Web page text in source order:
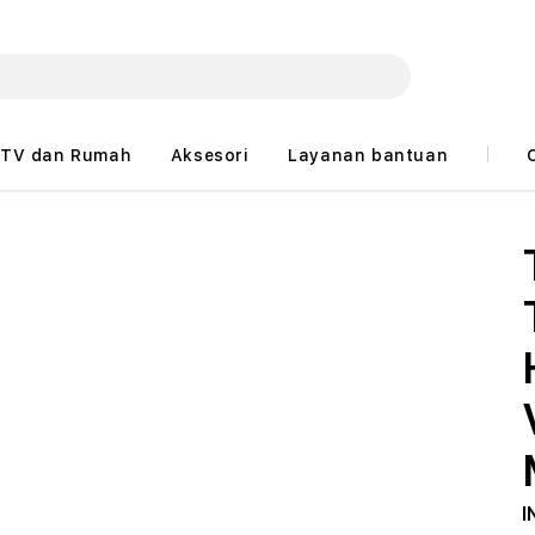
TV dan Rumah Aksesori Layanan bantuan